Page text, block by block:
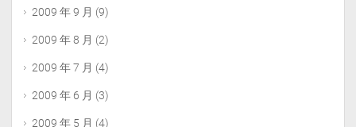
2009 年 9 月 (9)
2009 年 8 月 (2)
2009 年 7 月 (4)
2009 年 6 月 (3)
2009 年 5 月 (4)